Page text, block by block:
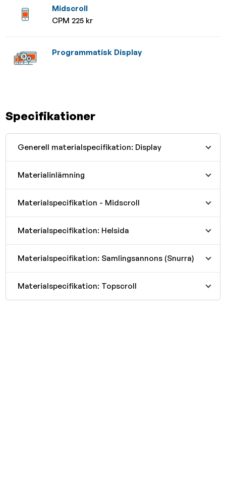
Midscroll
CPM 225 kr
Programmatisk Display
Specifikationer
Generell materialspecifikation: Display
Materialinlämning
Materialspecifikation - Midscroll
Materialspecifikation: Helsida
Materialspecifikation: Samlingsannons (Snurra)
Materialspecifikation: Topscroll